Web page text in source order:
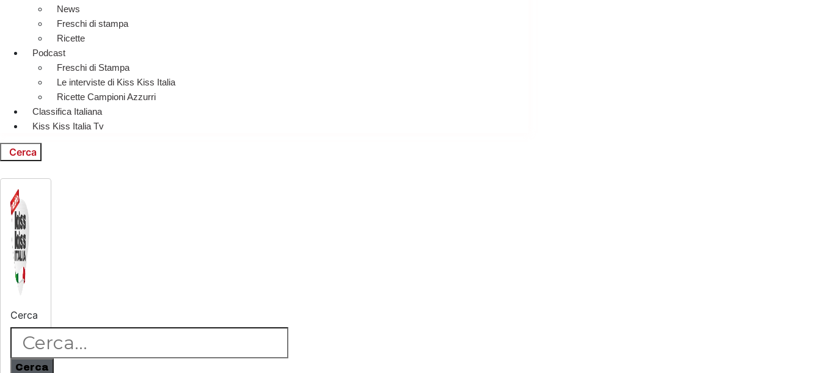
News
Freschi di stampa
Ricette
Podcast
Freschi di Stampa
Le interviste di Kiss Kiss Italia
Ricette Campioni Azzurri
Classifica Italiana
Kiss Kiss Italia Tv
Cerca
Cerca
Cerca